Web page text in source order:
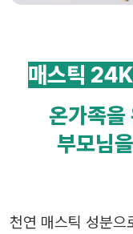
매스틱
온가족
부모님
천연 매스틱 성분으